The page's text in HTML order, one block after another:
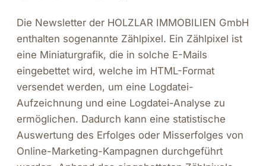
Die Newsletter der HOLZLAR IMMOBILIEN GmbH
enthalten sogenannte Zählpixel. Ein Zählpixel ist
eine Miniaturgrafik, die in solche E-Mails
eingebettet wird, welche im HTML-Format
versendet werden, um eine Logdatei-
Aufzeichnung und eine Logdatei-Analyse zu
ermöglichen. Dadurch kann eine statistische
Auswertung des Erfolges oder Misserfolges von
Online-Marketing-Kampagnen durchgeführt